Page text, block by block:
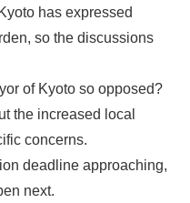
has expressed
so the discussions
of Kyoto so opposed?
the increased local
concerns.
deadline approaching,
next.